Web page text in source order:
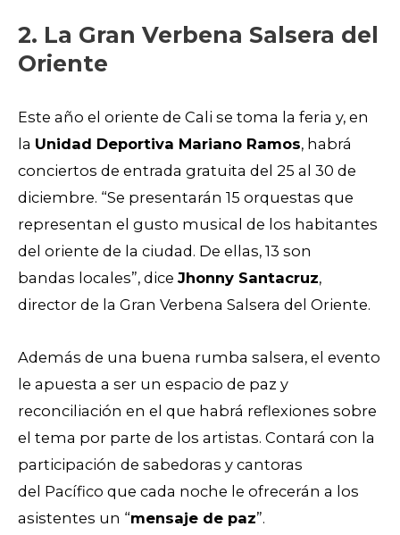
2. La Gran Verbena Salsera del
Oriente
Este año el oriente de Cali se toma la feria y, en
la Unidad Deportiva Mariano Ramos, habrá
conciertos de entrada gratuita del 25 al 30 de
diciembre. “Se presentarán 15 orquestas que
representan el gusto musical de los habitantes
del oriente de la ciudad. De ellas, 13 son
bandas locales”, dice Jhonny Santacruz,
director de la Gran Verbena Salsera del Oriente.
Además de una buena rumba salsera, el evento
le apuesta a ser un espacio de paz y
reconciliación en el que habrá reflexiones sobre
el tema por parte de los artistas. Contará con la
participación de sabedoras y cantoras
del Pacífico que cada noche le ofrecerán a los
asistentes un “mensaje de paz”.